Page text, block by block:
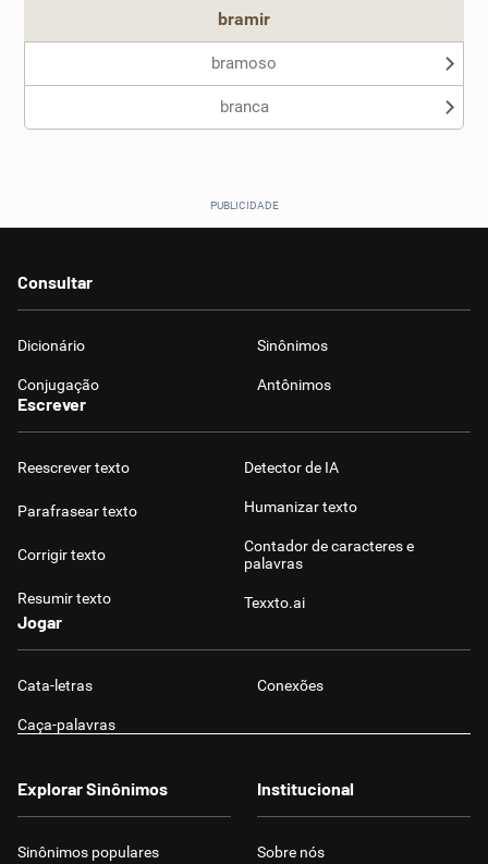
bramir
bramoso
branca
Consultar
Dicionário Sinônimos
Conjugação Antônimos
Escrever
Reescrever texto
Parafrasear texto
Corrigir texto
Resumir texto
Detector de IA
Humanizar texto
Contador de caracteres e
palavras
Texxto.ai
Jogar
Cata-letras Conexões
Caça-palavras
Explorar Sinônimos
Sinônimos populares
Institucional
Sobre nós